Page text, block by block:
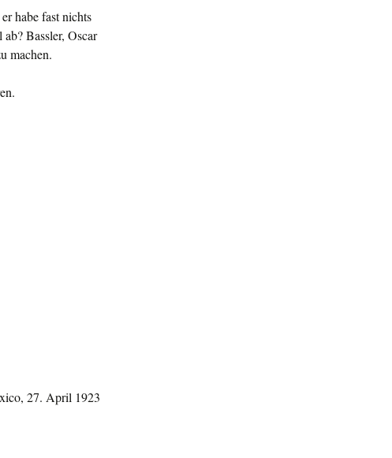
habe fast nichts
Bassler, Oscar
machen.
27. April 1923